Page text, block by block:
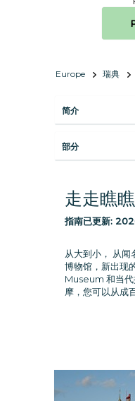
Europe 瑞典
简介
部分
走走瞧瞧
指南已更新:
从大到小， 从闻
博物馆，新出现
Museum 和当代
摩，您可以从成